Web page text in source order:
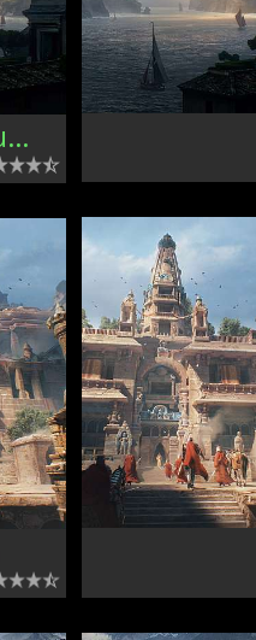
Christian Dimitrov, Bulgaria